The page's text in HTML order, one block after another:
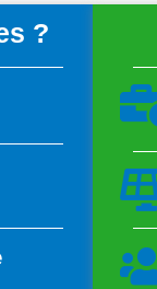
?